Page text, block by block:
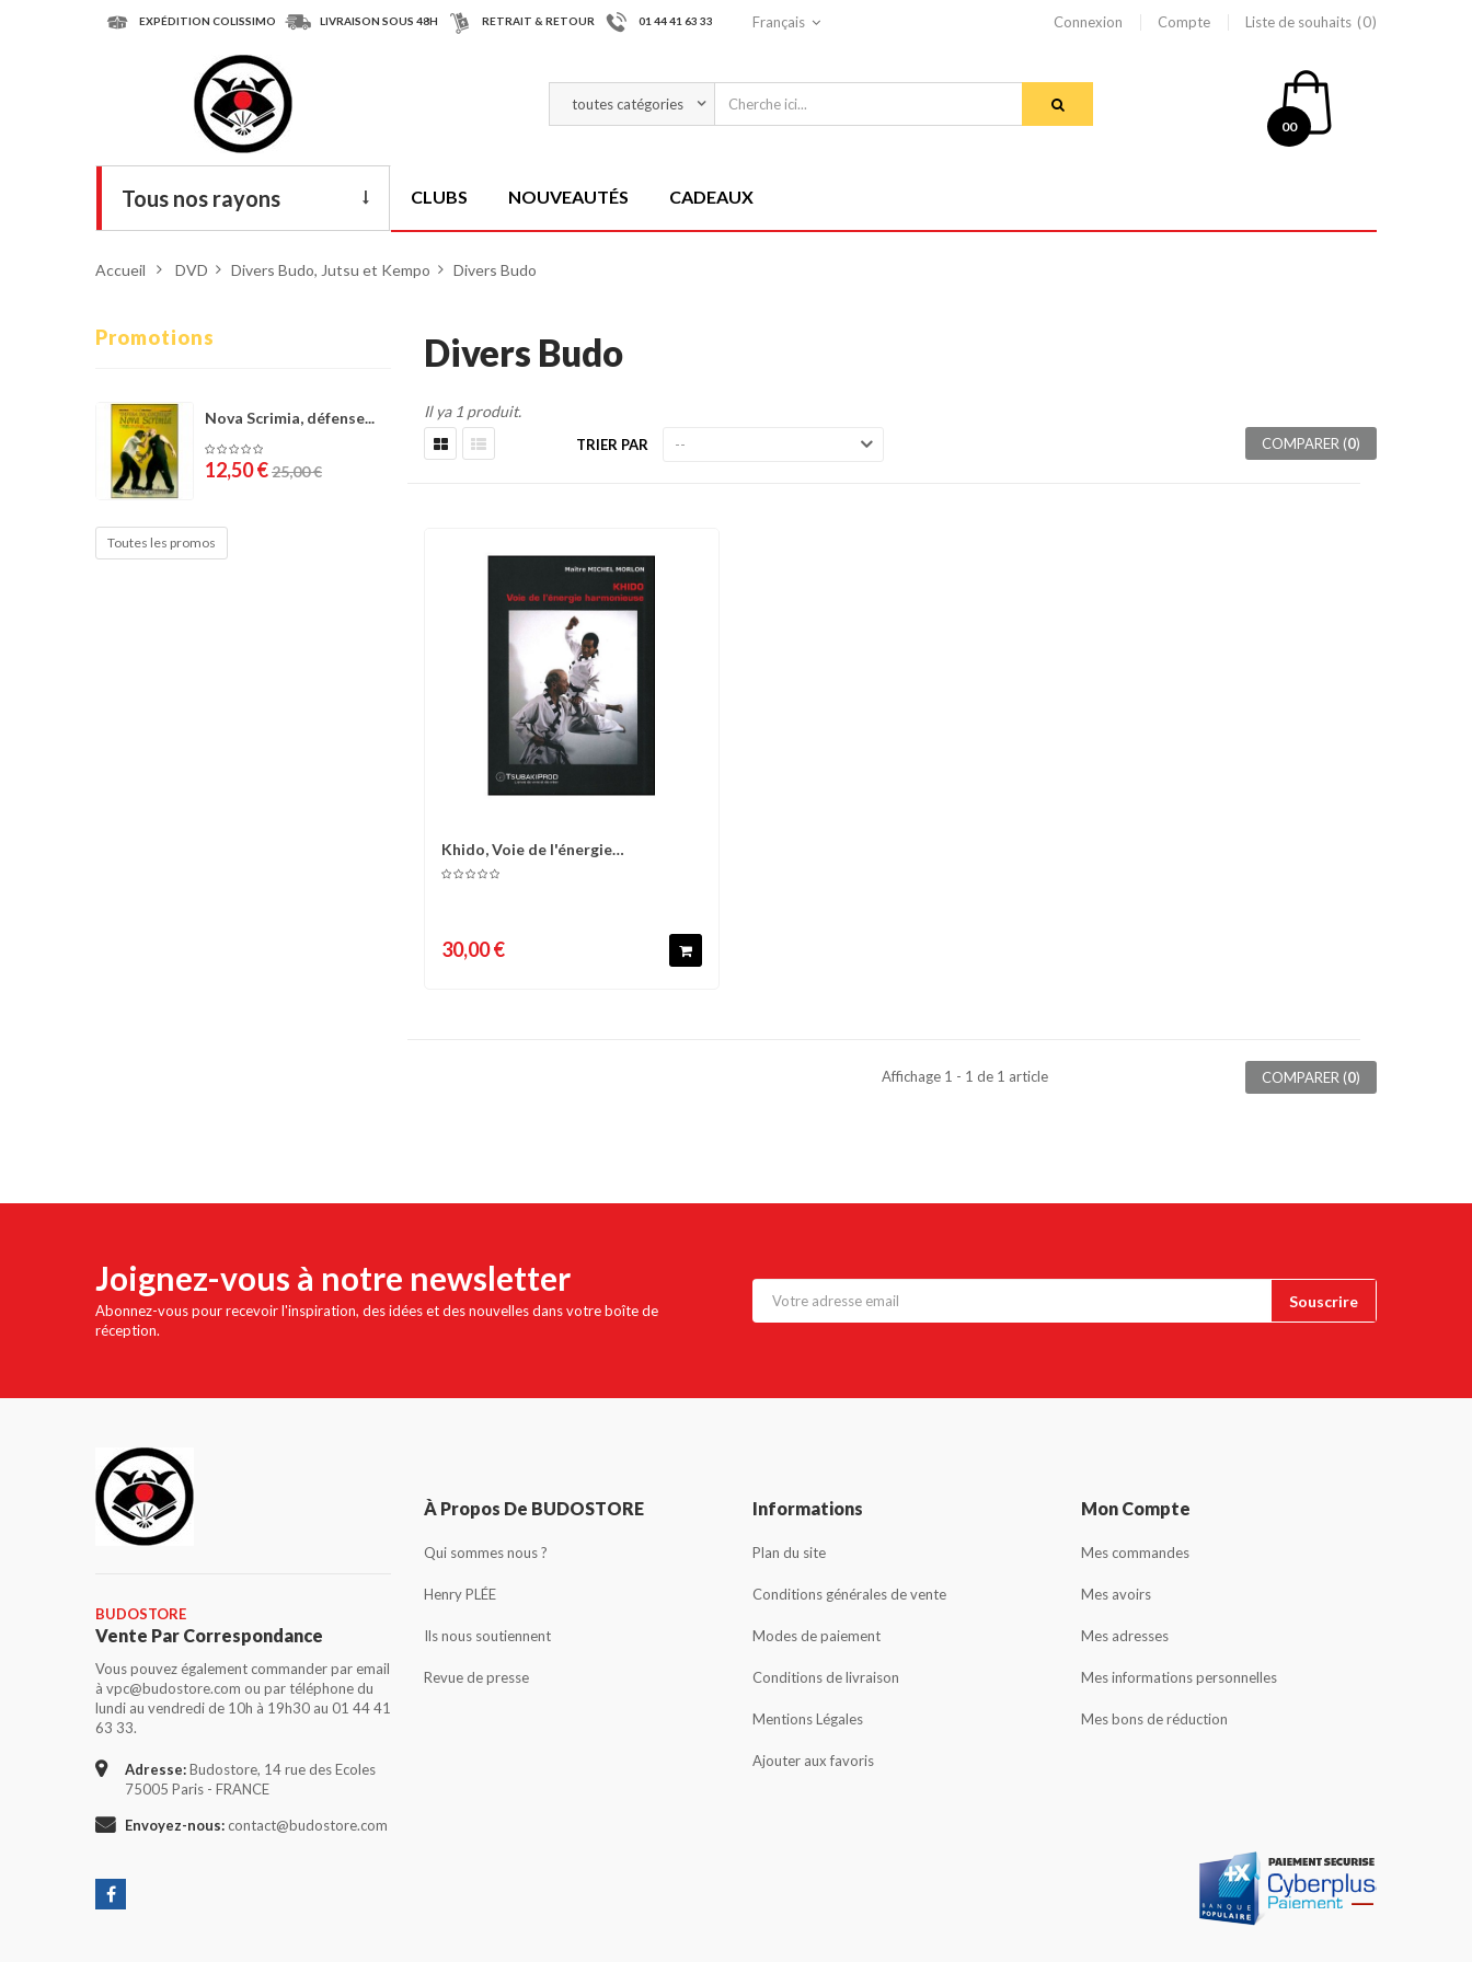
EXPÉDITION COLISSIMO LIVRAISON SOUS 48H RETRAIT & RETOUR 01 44 41 63 33 Français Connexion Compte Liste de souhaits 0
00
Tous nos rayons
Armes
Chaussures
Protections
Cible de frappe
Condition physique
CLUBS NOUVEAUTÉS CADEAUX
Accueil > DVD > Divers Budo, Jutsu et Kempo > Divers Budo
Promotions
Nova Scrimia, défense...
12,50 €25,00 €
Toutes les promos
Divers Budo
Il ya 1 produit.
TRIER PAR COMPARER (0)
Comparer Liste d'envies
Khido, Voie de l'énergie
harmonieuse - Morlon
30,00 €
Affichage 1 - 1 de 1 article COMPARER (0)
Joignez-vous à notre newsletter
Abonnez-vous pour recevoir l'inspiration, des idées et des nouvelles dans votre boîte de
réception.
BUDOSTORE
Vente Par Correspondance
Vous pouvez également commander par email
à vpc@budostore.com ou par téléphone du
lundi au vendredi de 10h à 19h30 au 01 44 41
63 33.
Adresse:Budostore, 14 rue des Ecoles
75005 Paris - FRANCE
Envoyez-nous: contact@budostore.com
À Propos De BUDOSTORE
Qui sommes nous ?
Henry PLÉE
Ils nous soutiennent
Revue de presse
Informations
Plan du site
Conditions générales de vente
Modes de paiement
Conditions de livraison
Mentions Légales
Ajouter aux favoris
Mon Compte
Mes commandes
Mes avoirs
Mes adresses
Mes informations personnelles
Mes bons de réduction